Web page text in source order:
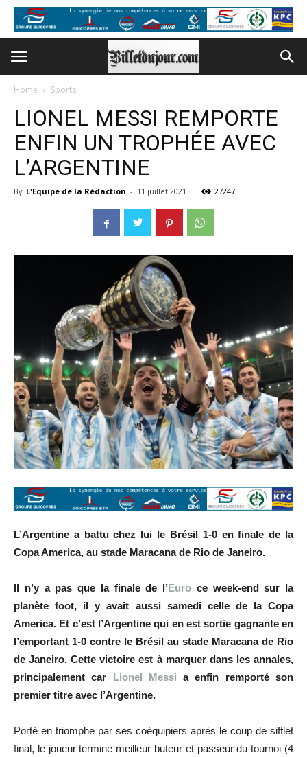
Home Sports
LIONEL MESSI REMPORTE
ENFIN UN TROPHÉE AVEC
L’ARGENTINE
By L'Equipe de la Rédaction - 11 juillet 2021 27247
L’Argentine a battu chez lui le Brésil 1-0 en finale de la
Copa America, au stade Maracana de Rio de Janeiro.
Il n’y a pas que la finale de l’Euro ce week-end sur la
planète foot, il y avait aussi samedi celle de la Copa
America. Et c’est l’Argentine qui en est sortie gagnante en
l’emportant 1-0 contre le Brésil au stade Maracana de Rio
de Janeiro. Cette victoire est à marquer dans les annales,
principalement car Lionel Messi a enfin remporté son
premier titre avec l’Argentine.
Porté en triomphe par ses coéquipiers après le coup de sifflet
final, le joueur termine meilleur buteur et passeur du tournoi (4